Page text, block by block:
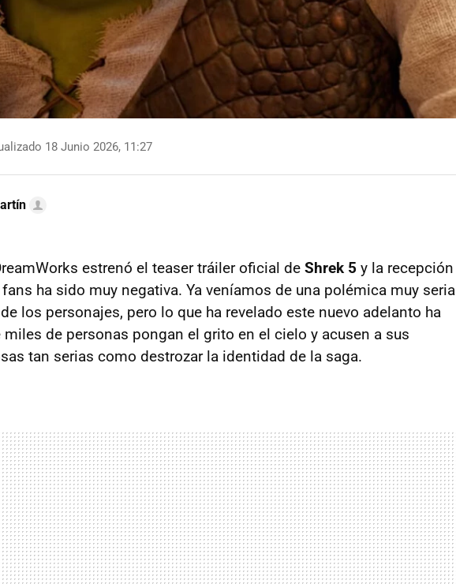
18 Junio 2026, 11:27
estrenó el teaser tráiler oficial de Shrek 5 y la recepción
ha sido muy negativa. Ya veníamos de una polémica muy seria
los personajes, pero lo que ha revelado este nuevo adelanto ha
de personas pongan el grito en el cielo y acusen a sus
tan serias como destrozar la identidad de la saga.